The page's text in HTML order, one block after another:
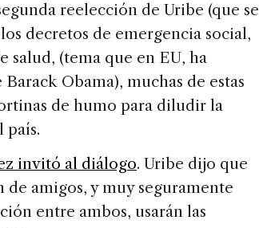
reelección de Uribe (que se
decretos de emergencia social,
salud, (tema que en EU, ha
Obama), muchas de estas
de humo para diludir la
país.
invitó al diálogo. Uribe dijo que
amigos, y muy seguramente
entre ambos, usarán las